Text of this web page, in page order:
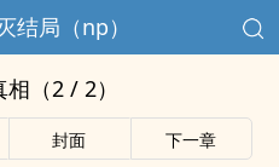
结局（np）
（2 / 2）
封面 下一章